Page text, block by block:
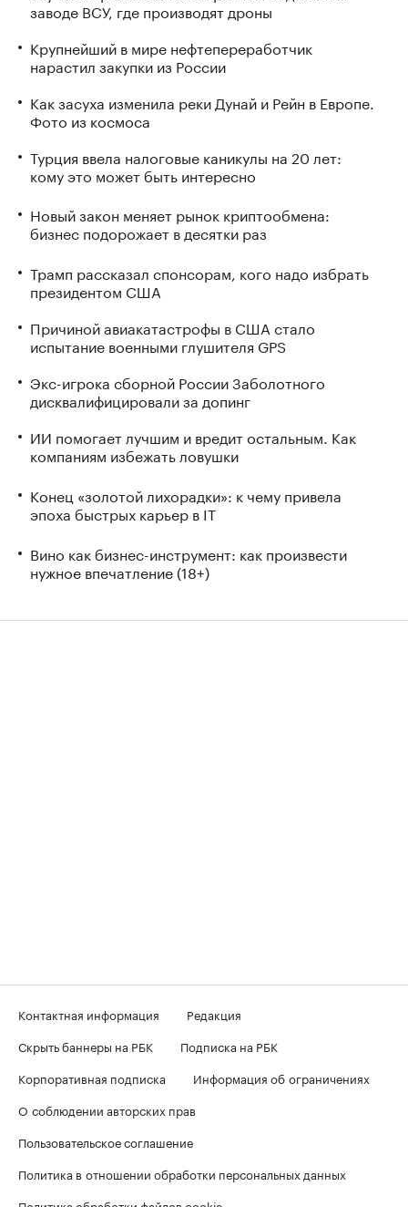
заводе ВСУ, где производят дроны
Крупнейший в мире нефтепереработчик
нарастил закупки из России
Как засуха изменила реки Дунай и Рейн в Европе.
Фото из космоса
Турция ввела налоговые каникулы на 20 лет:
кому это может быть интересно
Новый закон меняет рынок криптообмена:
бизнес подорожает в десятки раз
Трамп рассказал спонсорам, кого надо избрать
президентом США
Причиной авиакатастрофы в США стало
испытание военными глушителя GPS
Экс-игрока сборной России Заболотного
дисквалифицировали за допинг
ИИ помогает лучшим и вредит остальным. Как
компаниям избежать ловушки
Конец «золотой лихорадки»: к чему привела
эпоха быстрых карьер в IT
Вино как бизнес-инструмент: как произвести
нужное впечатление (18+)
Контактная информация
Редакция
Скрыть баннеры на РБК
Подписка на РБК
Корпоративная подписка
Информация об ограничениях
О соблюдении авторских прав
Пользовательское соглашение
Политика в отношении обработки персональных данных